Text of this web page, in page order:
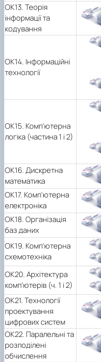
ОК13. Теорія
інформації та
кодування
OK14. Інформаційні
технології
OK15. Комп'ютерна
логіка (частина 1 і 2)
ОК16. Дискретна
математика
OK17. Комп'ютерна
електроніка
OK18. Організація
баз даних
OK19. Комп'ютерна
схемотехніка
ОК20. Архітектура
комп'ютерів (ч. 1 і 2)
OK21. Технології
проектування
цифрових систем
ОК22. Паралельні та
розподілені
обчислення